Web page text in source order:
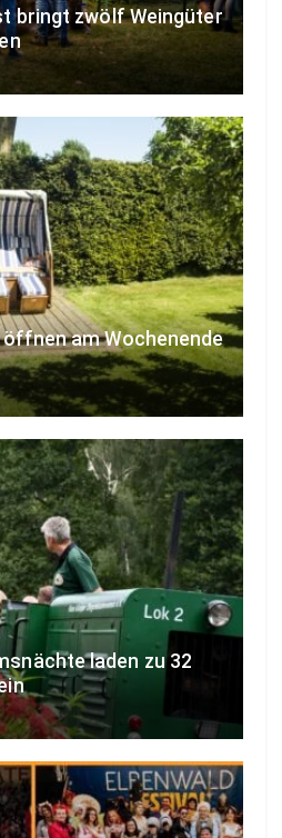
bringt zwölf Weingüter
am Wochenende
laden zu 32